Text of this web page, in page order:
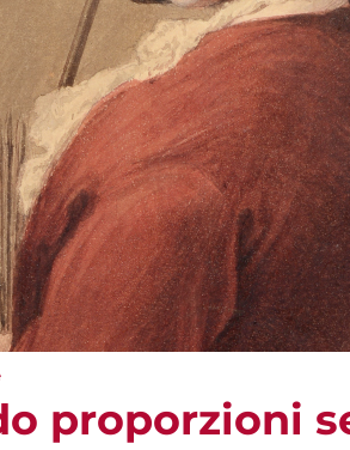
proporzioni